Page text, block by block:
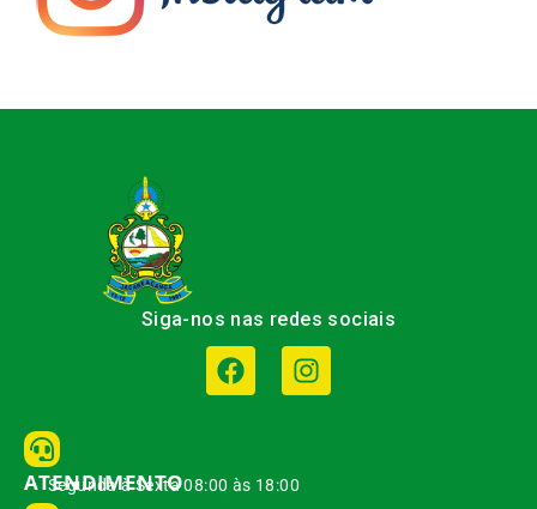
Siga-nos nas redes sociais
ATENDIMENTO
Segunda à Sexta 08:00 às 18:00